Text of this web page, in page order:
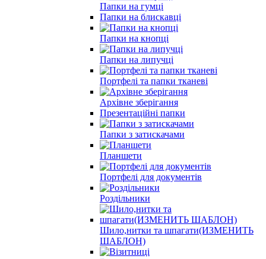
Папки на гумці
Папки на блискавці
Папки на кнопцi
Папки на липучцi
Портфелi та папки тканеві
Архівне зберігання
Презентаційні папки
Папки з затискачами
Планшети
Портфелi для документів
Роздільники
Шило,нитки та шпагати(ИЗМЕНИТЬ
ШАБЛОН)